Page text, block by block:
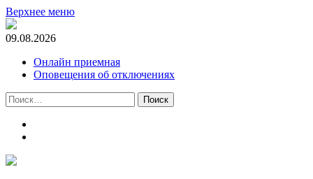
Верхнее меню
09.08.2026
Онлайн приемная
Оповещения об отключениях
Найти: